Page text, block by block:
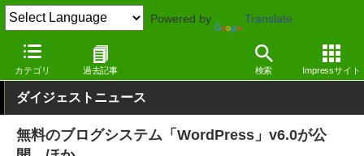
Powered by Translate
カテゴリ 過去記事 検索 Impressサイト
窓の杜 その他の話題 アップデート
ダイジェストニュース
無料のブログシステム「WordPress」v6.0が公